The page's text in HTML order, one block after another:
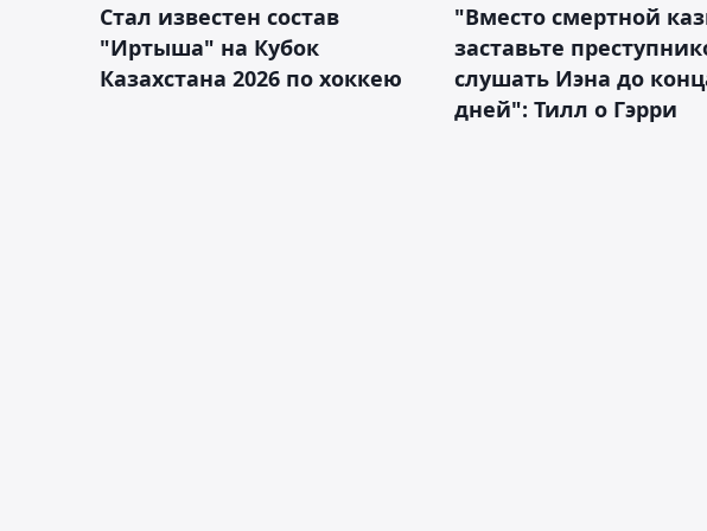
Стал известен состав
"Иртыша" на Кубок
Казахстана 2026 по хоккею
"Вместо смертной
заставьте
слушать Иэна до
дней": Тилл о Гэрри